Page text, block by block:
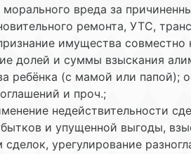
вреда за
ремонта, УТС,
имущества
долей и суммы взыскания
ребёнка (с мамой или
и проч.;
недействительности
и упущенной выгоды,
урегулирование